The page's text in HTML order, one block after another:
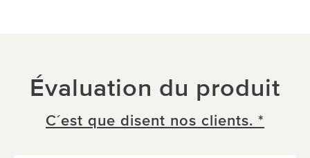
Évaluation du produit
C´est que disent nos clients. *